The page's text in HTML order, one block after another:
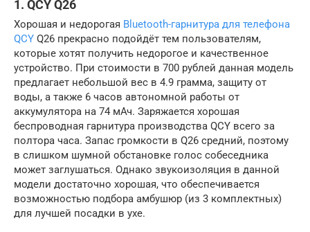
1. QCY Q26
Хорошая и недорогая Bluetooth-гарнитура для телефона
QCY Q26 прекрасно подойдёт тем пользователям,
которые хотят получить недорогое и качественное
устройство. При стоимости в 700 рублей данная модель
предлагает небольшой вес в 4.9 грамма, защиту от
воды, а также 6 часов автономной работы от
аккумулятора на 74 мАч. Заряжается хорошая
беспроводная гарнитура производства QCY всего за
полтора часа. Запас громкости в Q26 средний, поэтому
в слишком шумной обстановке голос собеседника
может заглушаться. Однако звукоизоляция в данной
модели достаточно хорошая, что обеспечивается
возможностью подбора амбушюр (из 3 комплектных)
для лучшей посадки в ухе.